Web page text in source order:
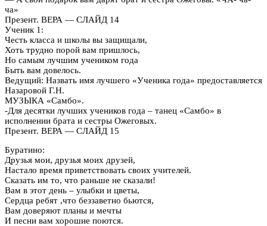
ча»
Презент. ВЕРА — СЛАЙД 14
Ученик 1:
Честь класса и школы вы защищали,
Хоть трудно порой вам пришлось,
Но самым лучшим учеником года
Быть вам довелось.
Ведущий: Назвать имя лучшего «Ученика года» предоставляется
Назаровой Г.Н.
МУЗЫКА «Самбо».
-Для десятки лучших учеников года – танец «Самбо» в
исполнении брата и сестры Ожеговых.
Презент. ВЕРА — СЛАЙД 15
Буратино:
Друзья мои, друзья моих друзей,
Настало время приветствовать своих учителей.
Сказать им то, что раньше не сказали!
Вам в этот день – улыбки и цветы,
Сердца ребят ,что беззаветно бьются,
Вам доверяют планы и мечты
И песни вам хорошие поются.